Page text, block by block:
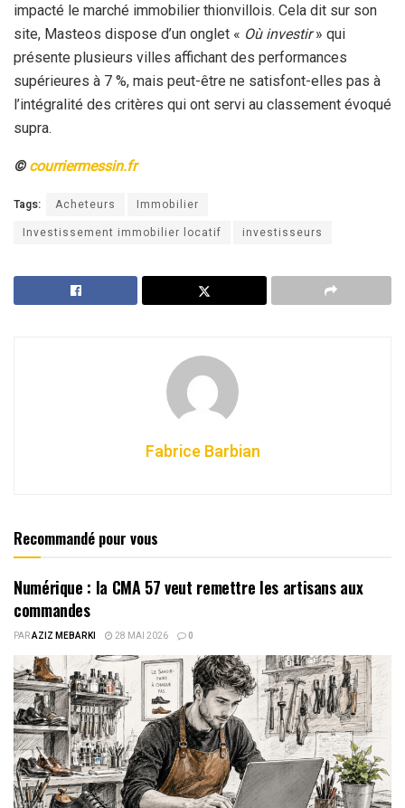
impacté le marché immobilier thionvillois. Cela dit sur son
site, Masteos dispose d’un onglet « Où investir» qui
présente plusieurs villes affichant des performances
supérieures à 7 %, mais peut-être ne satisfont-elles pas à
l’intégralité des critères qui ont servi au classement évoqué
supra.
© courriermessin.fr
Tags: Acheteurs
Immobilier
Investissement immobilier locatif
investisseurs
Fabrice Barbian
Recommandé pour vous
Numérique : la CMA 57 veut remettre les artisans aux
commandes
PARAZIZ MEBARKI 28 MAI 2026 0